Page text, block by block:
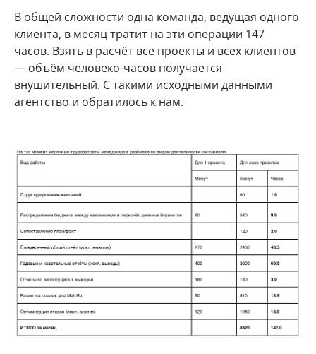
В общей сложности одна команда, ведущая одного
клиента, в месяц тратит на эти операции 147
часов. Взять в расчёт все проекты и всех клиентов
— объём человеко-часов получается
внушительный. С такими исходными данными
агентство и обратилось к нам.